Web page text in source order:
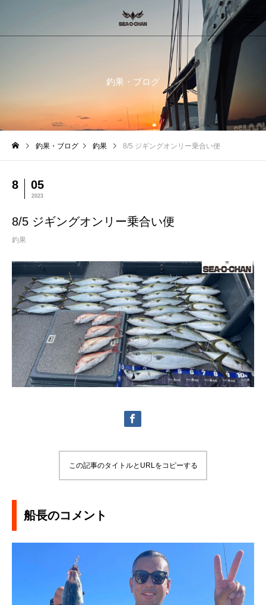
釣果・ブログ
釣果・ブログ 釣果 8/5 ジギングオンリー乗合い便
8 05
2023
8/5 ジギングオンリー乗合い便
釣果
この記事のタイトルとURLをコピーする
船長のコメント